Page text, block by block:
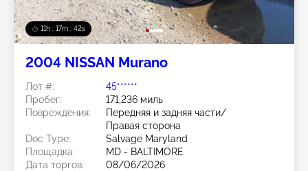
11h : 17m : 40s
2004 NISSAN Murano
Лот #:
45******
Пробег:
171,236 миль
Повреждения:
Передняя и задняя части/
Правая сторона
Doc Type:
Salvage Maryland
Площадка:
MD - BALTIMORE
Дата торгов:
08/06/2026